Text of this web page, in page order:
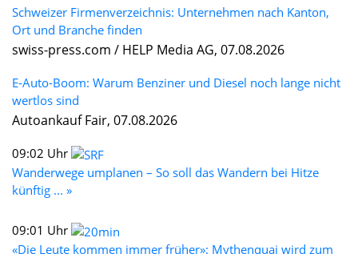
Schweizer Firmenverzeichnis: Unternehmen nach Kanton,
Ort und Branche finden
swiss-press.com / HELP Media AG, 07.08.2026
E-Auto-Boom: Warum Benziner und Diesel noch lange nicht
wertlos sind
Autoankauf Fair, 07.08.2026
09:02 Uhr
Wanderwege umplanen – So soll das Wandern bei Hitze
künftig ... »
09:01 Uhr
«Die Leute kommen immer früher»: Mythenquai wird zum